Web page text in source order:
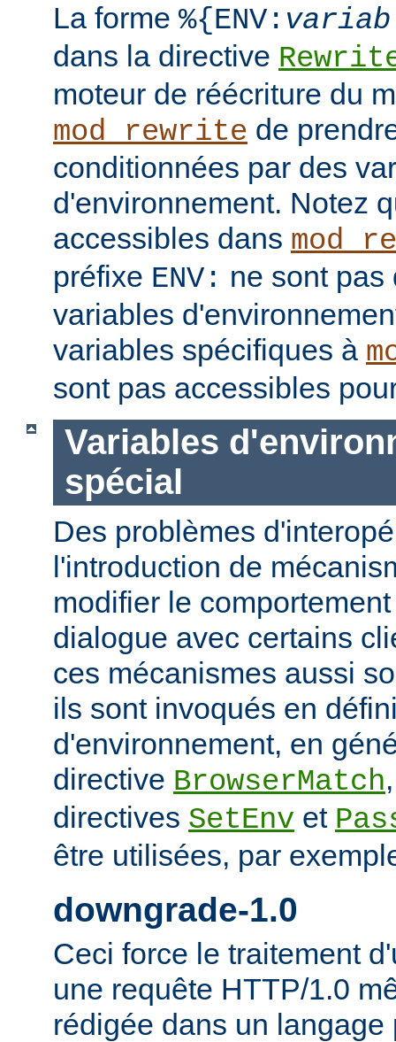
La forme %{ENV:
dans la directive
moteur de réécriture du
mod_rewrite de
conditionnées par des
d'environnement. Notez
accessibles dans
préfixe ENV: ne sont pas
variables
variables spécifiques à
sont pas accessibles
Variables
spécial
Des problèmes
l'introduction de
modifier le
dialogue avec certains
ces mécanismes aussi
ils sont invoqués en
d'environnement, en
directive BrowserMatch
directives SetEnv et
être utilisées, par
downgrade-1.0
Ceci force le traitement
une requête HTTP/1.0
rédigée dans un langage